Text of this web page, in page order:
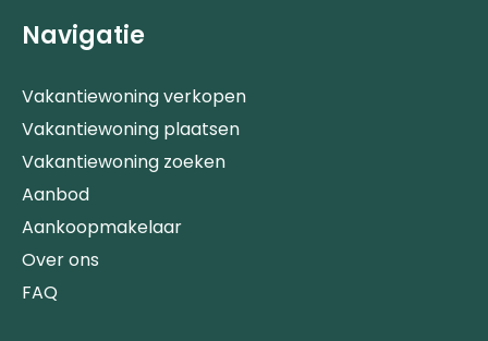
Navigatie
Vakantiewoning verkopen
Vakantiewoning plaatsen
Vakantiewoning zoeken
Aanbod
Aankoopmakelaar
Over ons
FAQ